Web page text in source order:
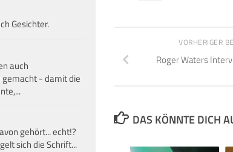
VORHERIGER
Roger Waters
DAS KÖNNTE DICH
Gesichter.
auch
- damit die
gehört... echt!?
sich die Schrift...